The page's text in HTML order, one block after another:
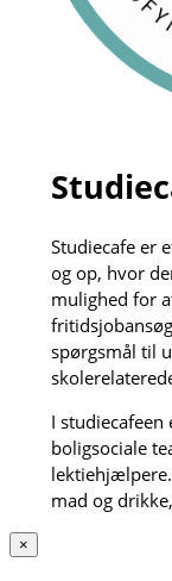
Studiecafe er
og op, hvor
mulighed for
spørgsmål til
I
boligsociale
mad og
×